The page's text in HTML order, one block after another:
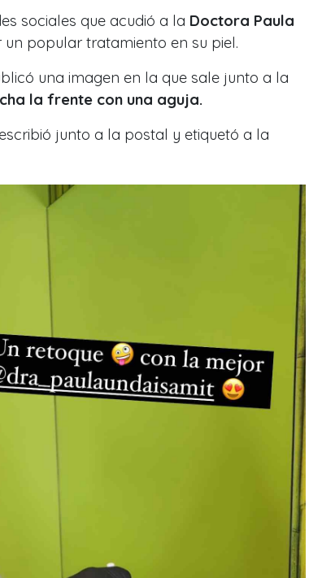
sociales que acudió a la Doctora Paula
popular tratamiento en su piel.
una imagen en la que sale junto a la
la frente con una aguja.
escribió junto a la postal y etiquetó a la